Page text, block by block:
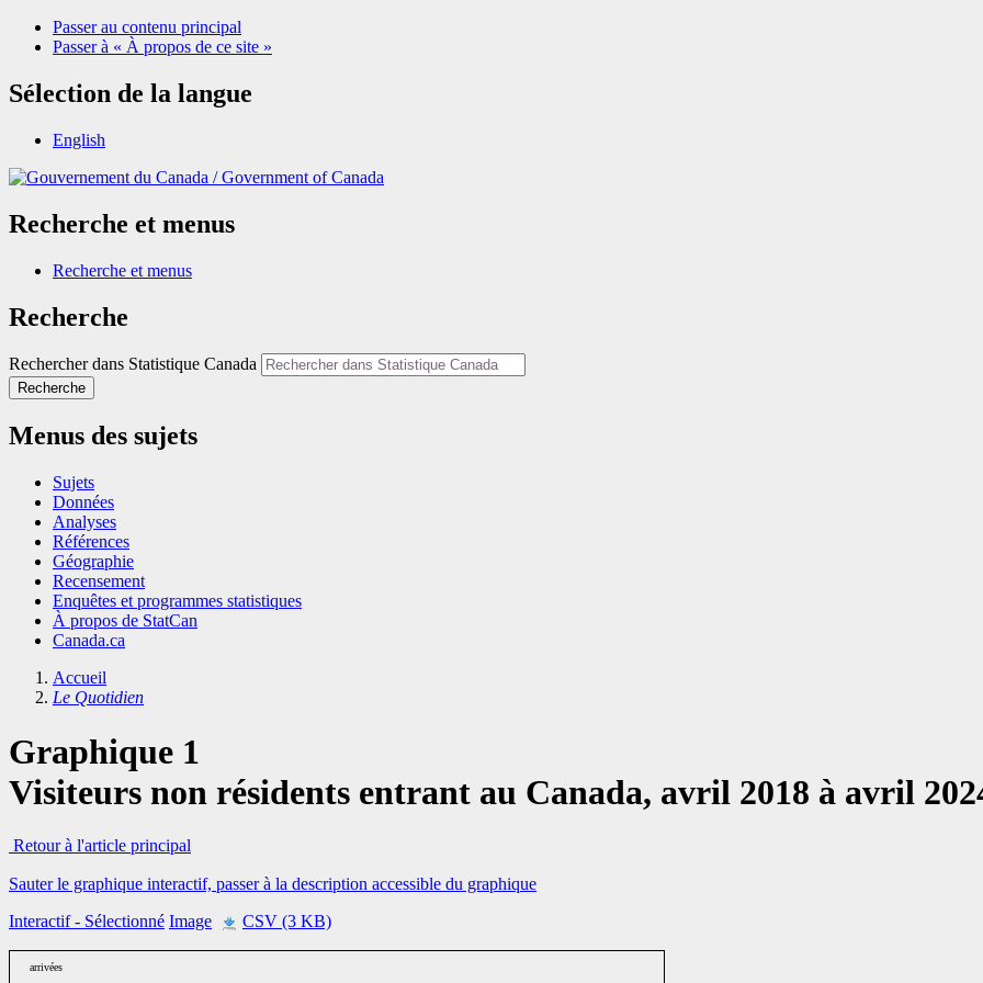
Passer au contenu principal
Passer à « À propos de ce site »
Sélection de la langue
English
/Government of Canada
Recherche et menus
Recherche et menus
Recherche
Rechercher dans Statistique Canada
Recherche
Menus des sujets
Sujets
Données
Analyses
Références
Géographie
Recensement
Enquêtes et programmes statistiques
À propos de StatCan
Canada.ca
Accueil
Le Quotidien
Graphique 1
Visiteurs non résidents entrant au Canada, avril 2018 à avril
Retour à l'article principal
Sauter le graphique interactif, passer à la description accessible du graphique
Interactif- Sélectionné Image CSV (3 KB)
arrivées